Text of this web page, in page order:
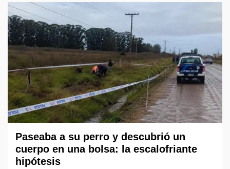
Paseaba a su perro y descubrió un
cuerpo en una bolsa: la escalofriante
hipótesis